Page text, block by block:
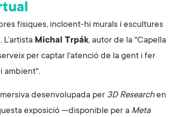
físiques, incloent-hi murals i escultures
Michal Trpák, autor de la "Capella
per captar l'atenció de la gent i fer
ambient".
desenvolupada per 3D Researchen
exposició —disponible per a Meta